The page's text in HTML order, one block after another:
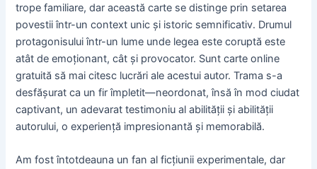
trope familiare, dar această carte se distinge prin setarea
povestii într-un context unic și istoric semnificativ. Drumul
protagonisului într-un lume unde legea este coruptă este
atât de emoționant, cât și provocator. Sunt carte online
gratuită să mai citesc lucrări ale acestui autor. Trama s-a
desfășurat ca un fir împletit—neordonat, însă în mod ciudat
captivant, un adevarat testimoniu al abilității și abilității
autorului, o experiență impresionantă și memorabilă.
Am fost întotdeauna un fan al ficțiunii experimentale, dar